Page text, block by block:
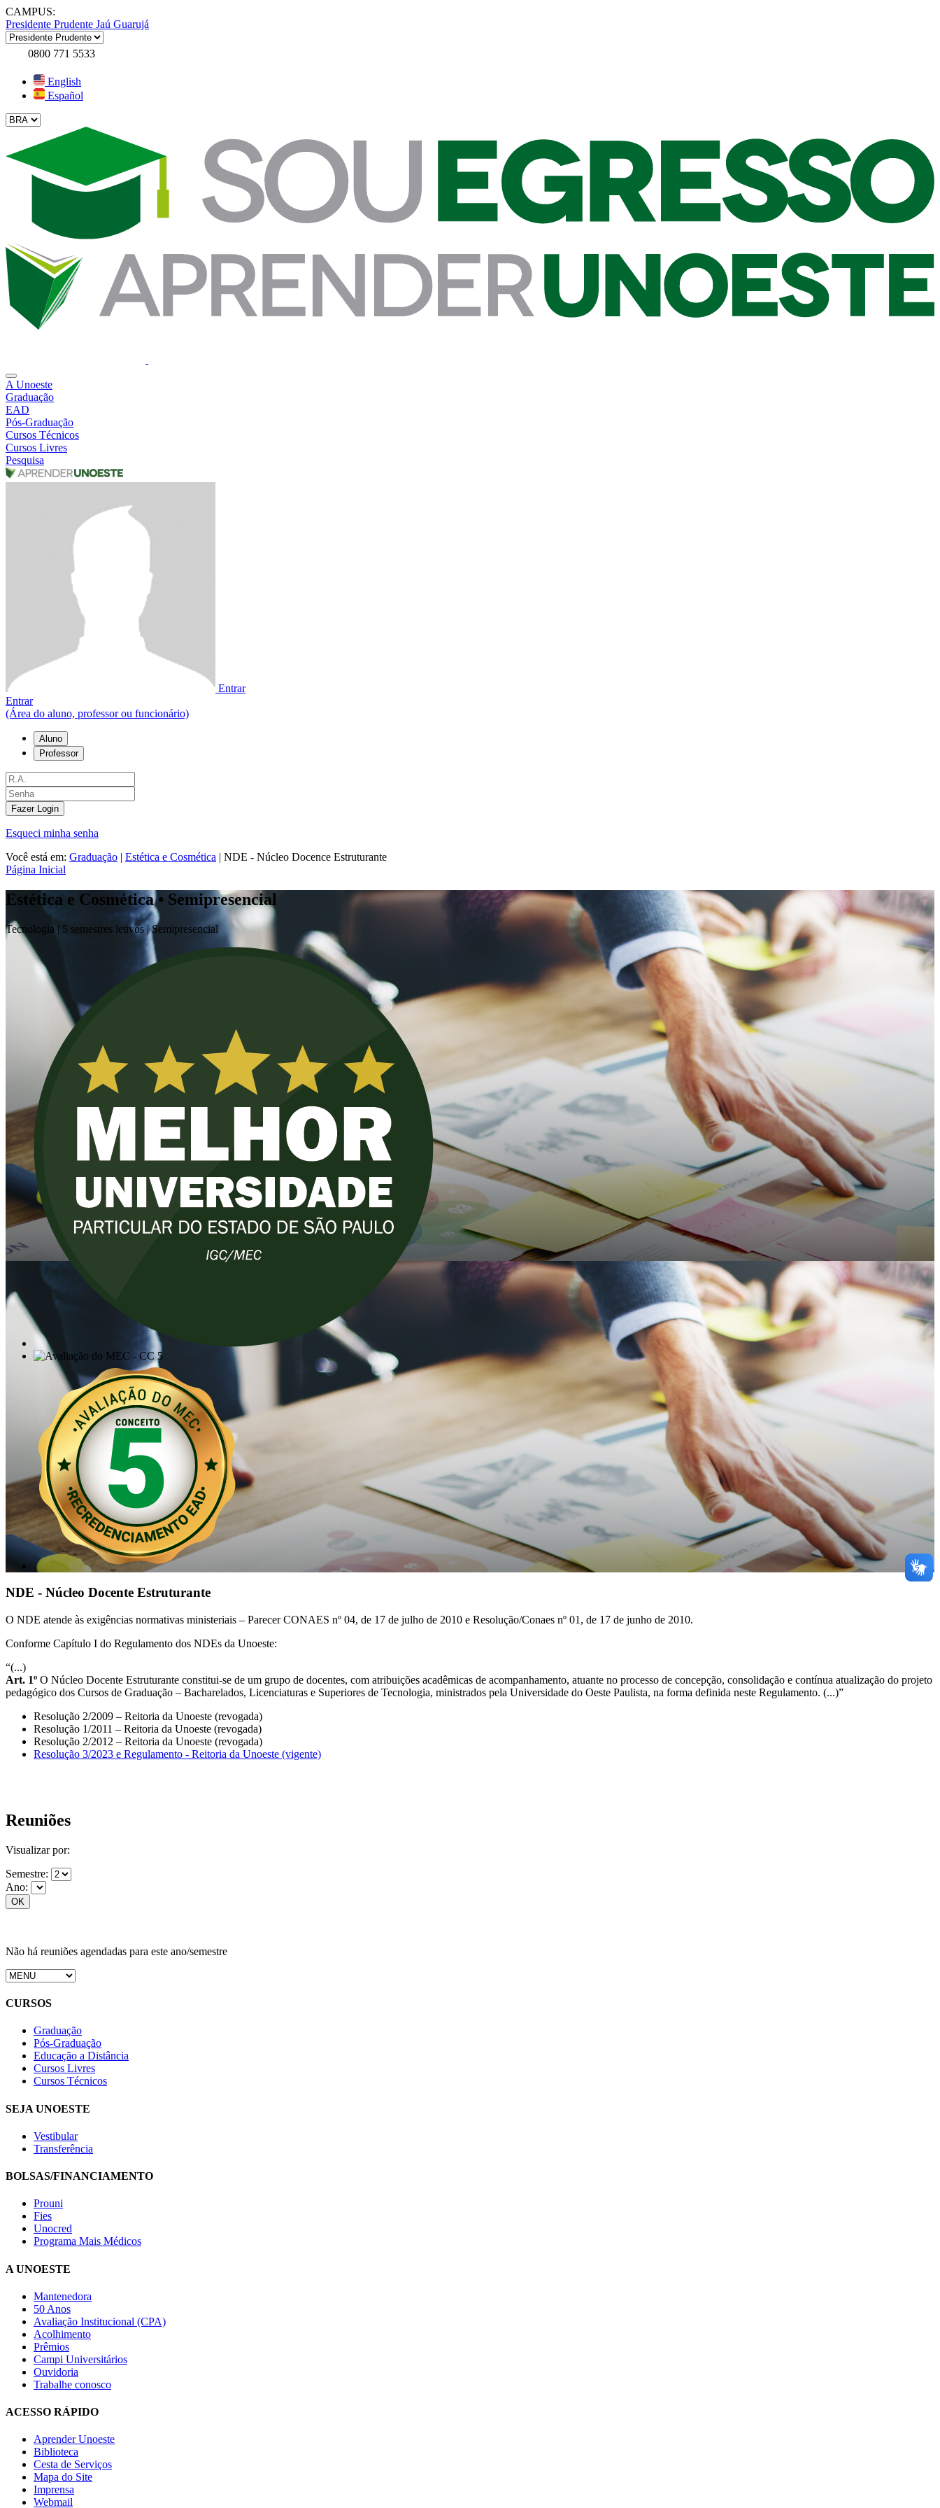
CAMPUS:
Presidente Prudente Jaú Guarujá
0800 771 5533
English
Español
A Unoeste
Graduação
EAD
Pós-Graduação
Cursos Técnicos
Cursos Livres
Pesquisa
Entrar
Entrar
(Área do aluno, professor ou funcionário)
Aluno
Professor
Fazer Login
Esqueci minha senha
Você está em: Graduação | Estética e Cosmética | NDE - Núcleo Docence Estruturante
Página Inicial
Estética e Cosmética • Semipresencial
Tecnologia | 5 semestres letivos |Semipresencial
NDE - Núcleo Docente Estruturante
O NDE atende às exigências normativas ministeriais – Parecer CONAES nº 04, de 17 de julho de 2010 e Resolução/Conaes nº 01, de 17 de junho de 2010.
Conforme Capítulo I do Regulamento dos NDEs da Unoeste:
“(...)
Art. 1º O Núcleo Docente Estruturante constitui-se de um grupo de docentes, com atribuições acadêmicas de acompanhamento, atuante no processo de concepção, consolidação e contínua atualização do projeto
pedagógico dos Cursos de Graduação – Bacharelados, Licenciaturas e Superiores de Tecnologia, ministrados pela Universidade do Oeste Paulista, na forma definida neste Regulamento. (...)”
Resolução 2/2009 – Reitoria da Unoeste (revogada)
Resolução 1/2011 – Reitoria da Unoeste (revogada)
Resolução 2/2012 – Reitoria da Unoeste (revogada)
Resolução 3/2023 e Regulamento - Reitoria da Unoeste (vigente)
Reuniões
Visualizar por:
Semestre:
Ano:
Não há reuniões agendadas para este ano/semestre
CURSOS
Graduação
Pós-Graduação
Educação a Distância
Cursos Livres
Cursos Técnicos
SEJA UNOESTE
Vestibular
Transferência
BOLSAS/FINANCIAMENTO
Prouni
Fies
Unocred
Programa Mais Médicos
A UNOESTE
Mantenedora
50 Anos
Avaliação Institucional (CPA)
Acolhimento
Prêmios
Campi Universitários
Ouvidoria
Trabalhe conosco
ACESSO RÁPIDO
Aprender Unoeste
Biblioteca
Cesta de Serviços
Mapa do Site
Imprensa
Webmail